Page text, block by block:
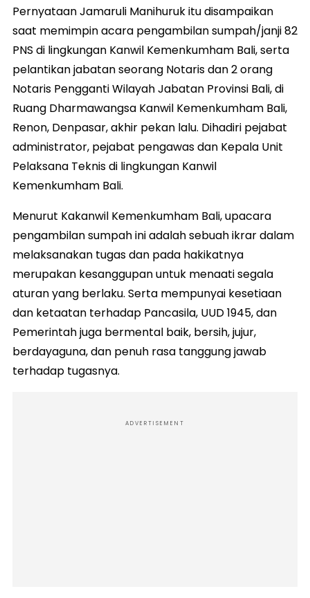
Pernyataan Jamaruli Manihuruk itu disampaikan
saat memimpin acara pengambilan sumpah/janji 82
PNS di lingkungan Kanwil Kemenkumham Bali, serta
pelantikan jabatan seorang Notaris dan 2 orang
Notaris Pengganti Wilayah Jabatan Provinsi Bali, di
Ruang Dharmawangsa Kanwil Kemenkumham Bali,
Renon, Denpasar, akhir pekan lalu. Dihadiri pejabat
administrator, pejabat pengawas dan Kepala Unit
Pelaksana Teknis di lingkungan Kanwil
Kemenkumham Bali.
Menurut Kakanwil Kemenkumham Bali, upacara
pengambilan sumpah ini adalah sebuah ikrar dalam
melaksanakan tugas dan pada hakikatnya
merupakan kesanggupan untuk menaati segala
aturan yang berlaku. Serta mempunyai kesetiaan
dan ketaatan terhadap Pancasila, UUD 1945, dan
Pemerintah juga bermental baik, bersih, jujur,
berdayaguna, dan penuh rasa tanggung jawab
terhadap tugasnya.
ADVERTISEMENT